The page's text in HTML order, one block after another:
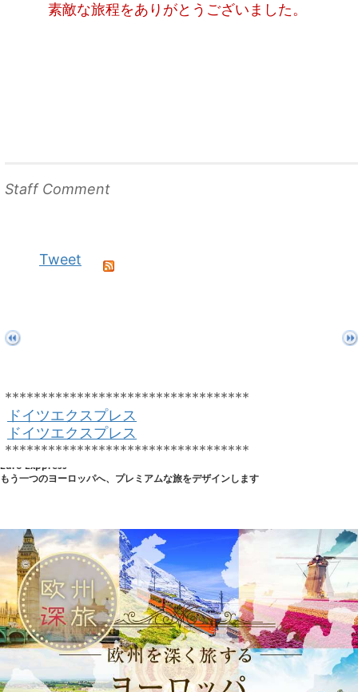
素敵な旅程をありがとう ございました。
Staff Comment
Tweet
**********************************
ドイツエクスプレス
ドイツエクスプレス
**********************************
Euro Exppress
もう一つのヨーロッパへ、プレミアムな旅をデザインします